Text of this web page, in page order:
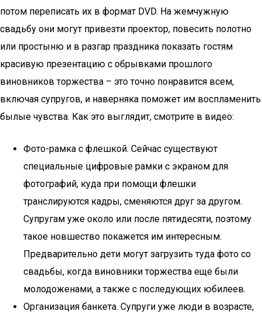
потом переписать их в формат DVD. На жемчужную
свадьбу они могут привезти проектор, повесить полотно
или простыню и в разгар праздника показать гостям
красивую презентацию с обрывками прошлого
виновников торжества – это точно понравится всем,
включая супругов, и наверняка поможет им воспламенить
былые чувства. Как это выглядит, смотрите в видео:
Фото-рамка с флешкой. Сейчас существуют
специальные цифровые рамки с экраном для
фотографий, куда при помощи флешки
транслируются кадры, сменяются друг за другом.
Супругам уже около или после пятидесяти, поэтому
такое новшество покажется им интересным.
Предварительно дети могут загрузить туда фото со
свадьбы, когда виновники торжества еще были
молодоженами, а также с последующих юбилеев.
Организация банкета. Супруги уже люди в возрасте,